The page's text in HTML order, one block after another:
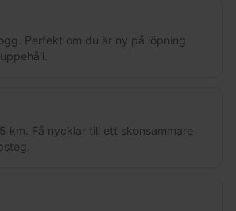
Perfekt om du är ny på löpning
km. Få nycklar till ett skonsammare